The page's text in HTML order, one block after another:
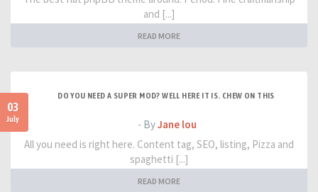
and [...]
READ MORE
03
July
DO YOU NEED A SUPER MOD? WELL HERE IT IS. CHEW ON THIS
- ByJane lou
All you need is right here. Content tag, SEO, listing, Pizza and
spaghetti [...]
READ MORE